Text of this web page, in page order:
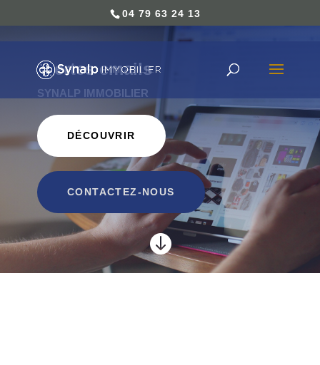
04 79 63 24 13
Alertes emails
SYNALP IMMOBILIER
DÉCOUVRIR
CONTACTEZ-NOUS
